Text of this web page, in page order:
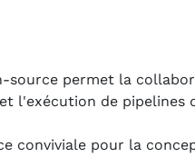
source permet la
l'exécution de
conviviale pour la